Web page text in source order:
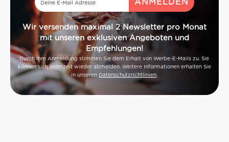
Wir versenden maximal 2 Newsletter pro Monat
mit unseren exklusiven Angeboten und
Empfehlungen!
Durch Ihre Anmeldung stimmen Sie dem Erhalt von Werbe-E-Mails zu. Sie
können sich jederzeit wieder abmelden. Weitere Informationen erhalten Sie
in unseren Datenschutzrichtlinien